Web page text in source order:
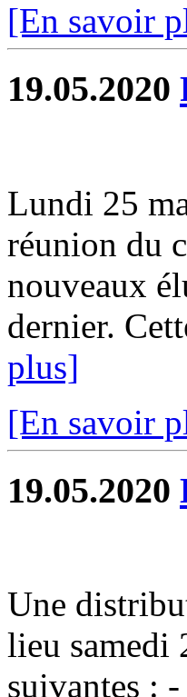
[En savoir
19.05.2020
Lundi 25
réunion du
nouveaux
dernier.
plus]
[En savoir
19.05.2020
Une
lieu samedi
suivantes :